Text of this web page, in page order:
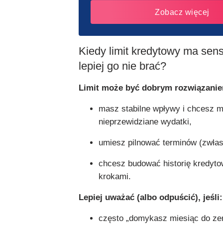
Zobacz więcej
Kiedy limit kredytowy ma
lepiej go nie brać?
Limit może być dobrym
masz stabilne wpływy i chcesz
nieprzewidziane wydatki,
umiesz pilnować terminów
chcesz budować historię
krokami.
Lepiej uważać (albo odpuścić), jeśli:
często „domykasz miesiąc do